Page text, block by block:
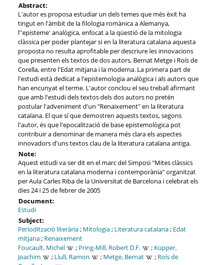
Abstract:
L'autor es proposa estudiar un dels temes que més èxit ha
tingut en l'àmbit de la filologia romànica a Alemanya,
l''episteme' analògica, enfocat a la qüestió de la mitologia
clàssica per poder plantejar si en la literatura catalana aquesta
proposta no resulta aprofitable per descriure les innovacions
que presenten els textos de dos autors, Bernat Metge i Roís de
Corella, entre l'Edat mitjana i la moderna. La primera part de
l'estudi està dedicat a l'epistemologia analògica i als autors que
han encunyat el terme. L'autor conclou el seu treball afirmant
que amb l'estudi dels textos dels dos autors no pretén
postular l'adveniment d'un "Renaixement" en la literatura
catalana. El que sí que demostren aquests textos, segons
l'autor, és que l'epocalització de base epistemològica pot
contribuir a denominar de manera més clara els aspectes
innovadors d'uns textos clau de la literatura catalana antiga.
Note:
Aquest estudi va ser dit en el marc del Simposi "Mites clàssics
en la literatura catalana moderna i contemporània" organitzat
per Aula Carles Riba de la Universitat de Barcelona i celebrat els
dies 24 i 25 de febrer de 2005
Document:
Estudi
Subject:
Periodització literària; Mitologia; Literatura catalana; Edat
mitjana; Renaixement
Foucault, Michel
; Pring-Mill, Robert D.F. ; Küpper,
Joachim
; Llull, Ramon ; Metge, Bernat ; Roís de